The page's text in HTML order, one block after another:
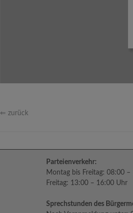
⇐ zurück
Parteienverkehr:
Montag bis Freitag: 08:00 –
Freitag: 13:00 – 16:00 Uhr
Sprechstunden des